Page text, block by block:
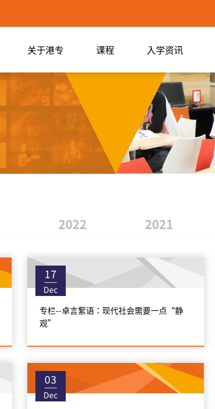
关于港专 课程 入学资讯
2022 2021
17
Dec
专栏--卓言絮语：现代社会需要一点“静
观”
03
Dec